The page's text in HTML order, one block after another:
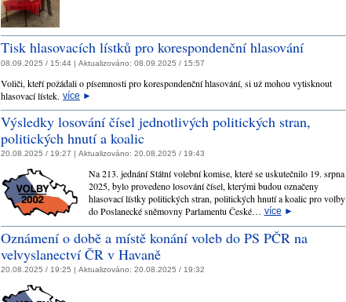
Tisk hlasovacích lístků pro korespondenční hlasování
08.09.2025 / 15:44 | Aktualizováno: 08.09.2025 / 15:57
Voliči, kteří požádali o písemnosti pro korespondenční hlasování, si už mohou vytisknout
hlasovací lístek. více ►
Výsledky losování čísel jednotlivých politických stran,
politických hnutí a koalic
20.08.2025 / 19:27 | Aktualizováno: 20.08.2025 / 19:43
Na 213. jednání Státní volební komise, které se uskutečnilo 19. srpna
2025, bylo provedeno losování čísel, kterými budou označeny
hlasovací lístky politických stran, politických hnutí a koalic pro volby
do Poslanecké sněmovny Parlamentu České… více ►
Oznámení o době a místě konání voleb do PS PČR na
velvyslanectví ČR v Havaně
20.08.2025 / 19:25 | Aktualizováno: 20.08.2025 / 19:32